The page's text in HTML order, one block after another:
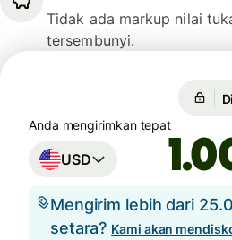
Tidak ada markup nilai
tersembunyi.
Anda mengirimkan tepat
USD
Mengirim lebih dari
setara? Kami akan